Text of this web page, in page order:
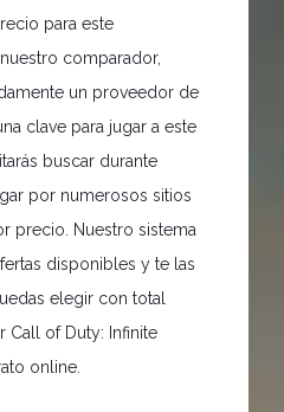
para este
comparador,
un proveedor de
clave para jugar a este
buscar durante
por numerosos sitios
precio. Nuestro sistema
disponibles y te las
elegir con total
Call of Duty: Infinite
online.